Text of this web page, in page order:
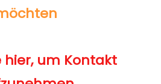
hier, um Kontakt